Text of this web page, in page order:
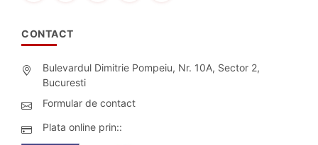
CONTACT
Bulevardul Dimitrie Pompeiu, Nr. 10A, Sector 2,
Bucuresti
Formular de contact
Plata online prin::